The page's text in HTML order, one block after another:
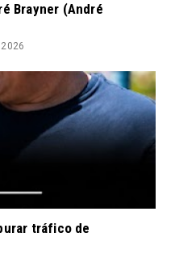
Brayner (André
tráfico de